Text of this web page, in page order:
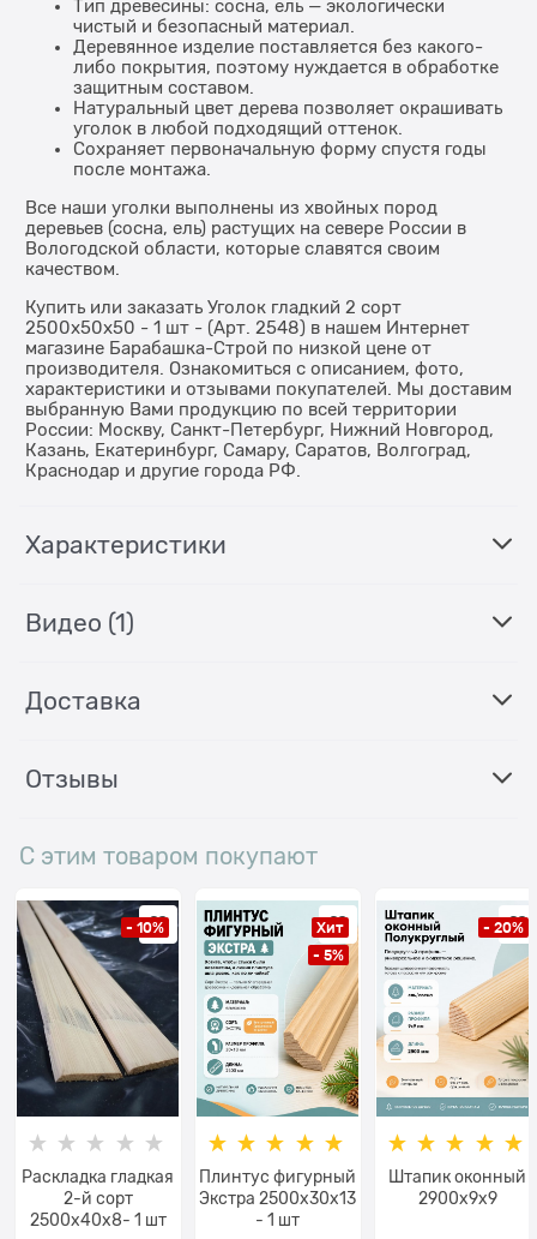
Тип древесины: сосна, ель — экологически
чистый и безопасный материал.
Деревянное изделие поставляется без какого-
либо покрытия, поэтому нуждается в обработке
защитным составом.
Натуральный цвет дерева позволяет окрашивать
уголок в любой подходящий оттенок.
Сохраняет первоначальную форму спустя годы
после монтажа.
Все наши уголки выполнены из хвойных пород
деревьев (сосна, ель) растущих на севере России в
Вологодской области, которые славятся своим
качеством.
Купить или заказать Уголок гладкий 2 сорт
2500x50x50 - 1 шт - (Арт. 2548) в нашем Интернет
магазине Барабашка-Строй по низкой цене от
производителя. Ознакомиться с описанием, фото,
характеристики и отзывами покупателей. Мы доставим
выбранную Вами продукцию по всей территории
России: Москву, Санкт-Петербург, Нижний Новгород,
Казань, Екатеринбург, Самару, Саратов, Волгоград,
Краснодар и другие города РФ.
Характеристики
Видео (1)
Доставка
Отзывы
С этим товаром покупают
- 10%
Раскладка гладкая
2-й сорт
2500x40x8- 1 шт
Хит
- 5%
Плинтус фигурный
Экстра 2500x30x13
- 1 шт
- 20%
Штапик оконный
2900x9x9